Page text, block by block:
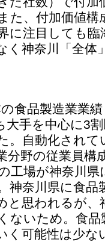
た、付加価値構
に注目しても臨
く神奈川「全体
食品製造業業
大手を中心に3
。自動化されて
分野の従業員構
工場が神奈川
神奈川県に食品
と思われるが、
ないため。食品
く可能性は少な